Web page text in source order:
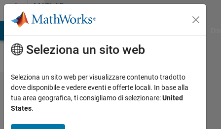
Vai al contenutoMATLAB
Answers
How do I
write a
Seleziona un sito web
Seleziona un sito web per visualizzare contenuto tradotto
dove disponibile e vedere eventi e offerte locali. In base alla
tua area geografica, ti consigliamo di selezionare:United
States.